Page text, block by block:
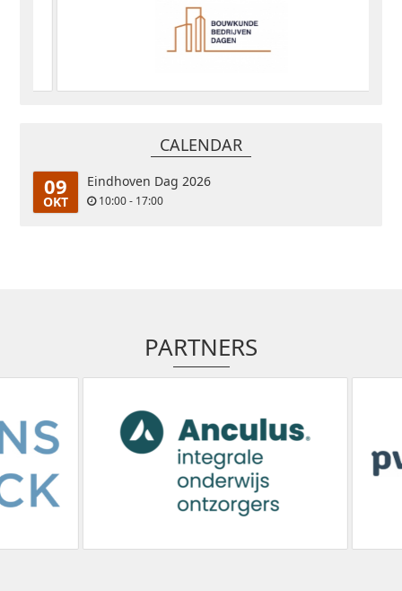
CALENDAR
09
OKT
Eindhoven Dag 2026
10:00 - 17:00
PARTNERS